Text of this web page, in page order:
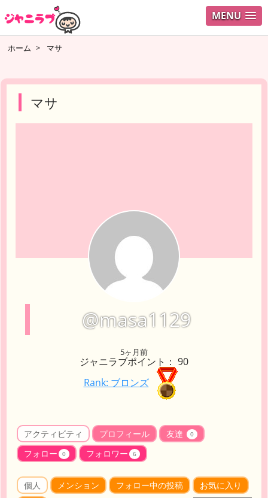
MENU ログイ
ホーム > マサ
マサ
@masa1129
5ヶ月前
ジャニラブポイント： 90
Rank: ブロンズ
アクティビティ プロフィール 友達 0
フォロー 0 フォロワー 6
個人 メンション フォロー中の投稿
お気に入り